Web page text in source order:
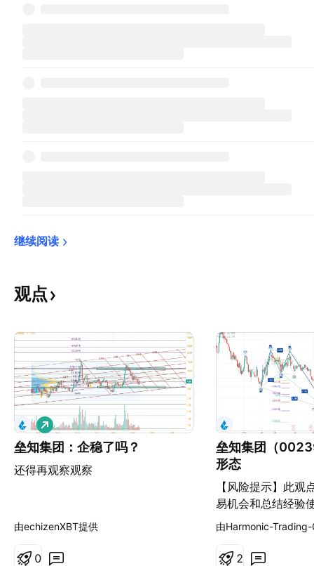
继续阅读
观点
垒知集团：企稳了吗？
还得再观察观察
做
多
由echizenXBT提供
0
垒知集团（
形态
【风险提示】此观
易机会和总结经验
投资建议，跟单有
由Harmonic-
2